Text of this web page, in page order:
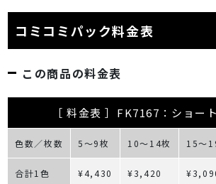
コミコミパック料金表
この商品の料金表
［ 料金表 ］FK7167：ショー
色数／枚数 5～9枚 10～14枚 15～
合計1色 ¥4,430 ¥3,420